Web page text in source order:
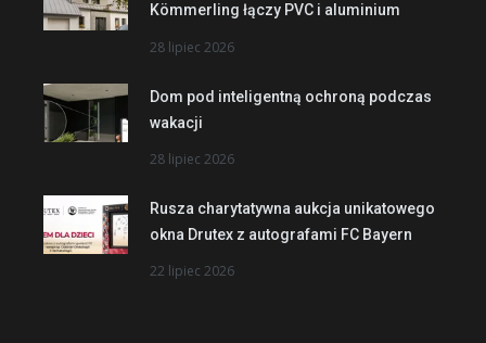
Kömmerling łączy PVC i aluminium
28 lipiec 2026
Dom pod inteligentną ochroną podczas
wakacji
28 lipiec 2026
Rusza charytatywna aukcja unikatowego
okna Drutex z autografami FC Bayern
22 lipiec 2026